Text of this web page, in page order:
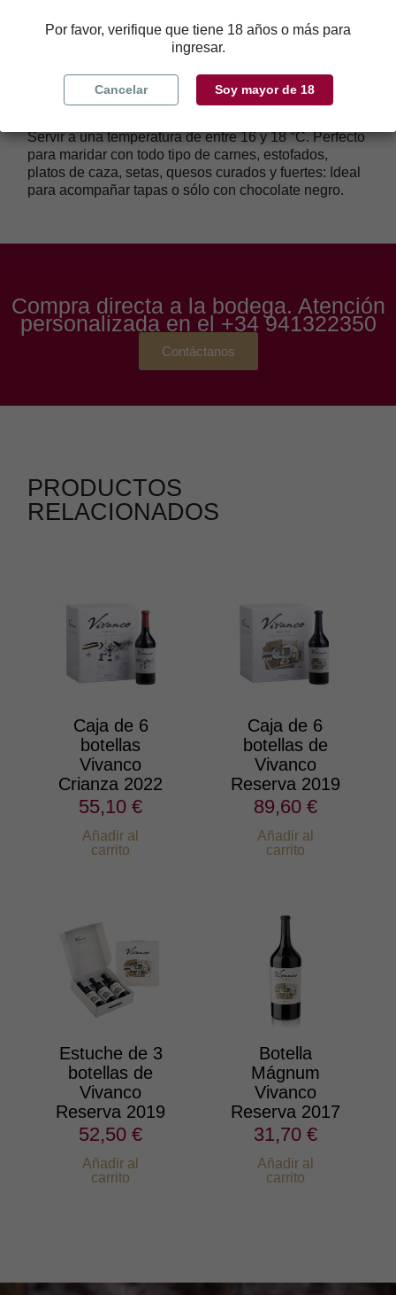
de canela salvia, todo rodeado de unas notas frutales
de cereza y moras negras y un componente mineral.
Profundo y maduro en el paladar, ofrece un paso de
boca envolvente, aterciopelado y sedoso.
SERVICIO Y MARIDAJE
Servir a una temperatura de entre 16 y 18 °C. Perfecto
para maridar con todo tipo de carnes, estofados,
platos de caza, setas, quesos curados y fuertes: Ideal
para acompañar tapas o sólo con chocolate negro.
Compra directa a la bodega. Atención
personalizada en el +34 941322350
Contáctanos
PRODUCTOS
RELACIONADOS
Caja de 6
botellas
Vivanco
Crianza 2022
55,10 €
Añadir al
carrito
Caja de 6
botellas de
Vivanco
Reserva 2019
89,60 €
Añadir al
carrito
Estuche de 3
botellas de
Vivanco
Reserva 2019
52,50 €
Añadir al
carrito
Botella
Mágnum
Vivanco
Reserva 2017
31,70 €
Añadir al
carrito
Por favor, verifique que tiene 18 años o más para
ingresar.
Cancelar Soy mayor de 18